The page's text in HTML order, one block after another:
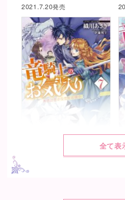
2021.7.20発売
竜騎士のお気に入り７ 奥様
全て表